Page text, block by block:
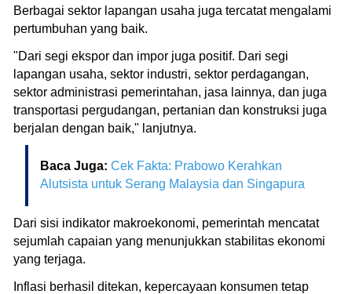
Berbagai sektor lapangan usaha juga tercatat mengalami
pertumbuhan yang baik.
"Dari segi ekspor dan impor juga positif. Dari segi
lapangan usaha, sektor industri, sektor perdagangan,
sektor administrasi pemerintahan, jasa lainnya, dan juga
transportasi pergudangan, pertanian dan konstruksi juga
berjalan dengan baik," lanjutnya.
Baca Juga: Cek Fakta: Prabowo Kerahkan
Alutsista untuk Serang Malaysia dan Singapura
Dari sisi indikator makroekonomi, pemerintah mencatat
sejumlah capaian yang menunjukkan stabilitas ekonomi
yang terjaga.
Inflasi berhasil ditekan, kepercayaan konsumen tetap